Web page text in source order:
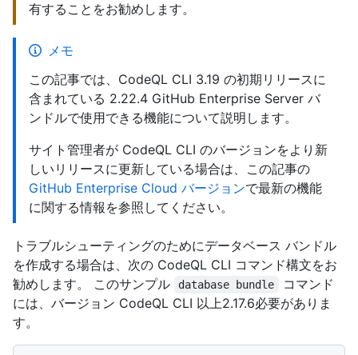
有することをお勧めします。
メモ
この記事では、CodeQL CLI 3.19 の初期リリースに
含まれている 2.22.4 GitHub Enterprise Server バ
ンドルで使用できる機能について説明します。
サイト管理者が CodeQL CLI のバージョンをより新
しいリリースに更新している場合は、この記事の
GitHub Enterprise Cloud バージョンで最新の機能
に関する情報を参照してください。
トラブルシューティングのためにデータベース バンドル
を作成する場合は、次の CodeQL CLI コマンド構文をお
勧めします。 このサンプル
database bundle
コマンド
には、バージョン CodeQL CLI 以上2.17.6必要がありま
す。